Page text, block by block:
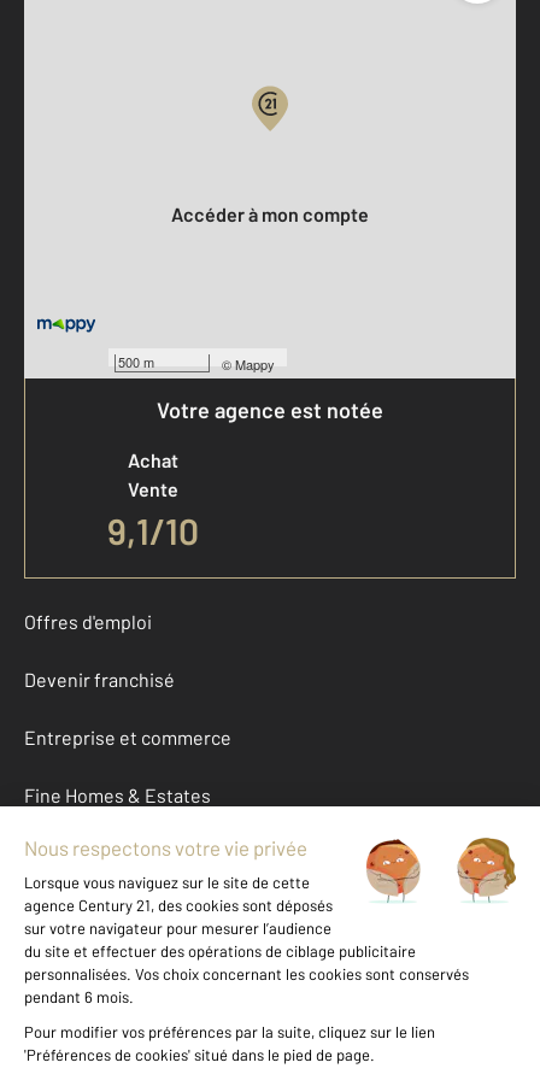
500 m ©Mappy
Accéder à mon compte
Votre agence est notée
Achat
Vente
9,1/10
Offres d'emploi
Devenir franchisé
Entreprise et commerce
Fine Homes & Estates
À propos
International
Nous contacter